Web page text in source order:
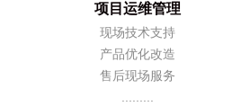
项目运维管理
现场技术支持
产品优化改造
售后现场服务
.........